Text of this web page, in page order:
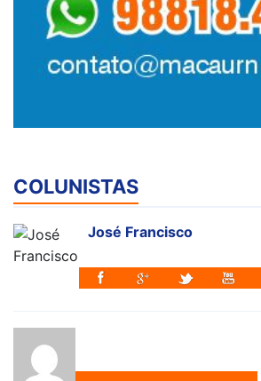
COLUNISTAS
José Francisco